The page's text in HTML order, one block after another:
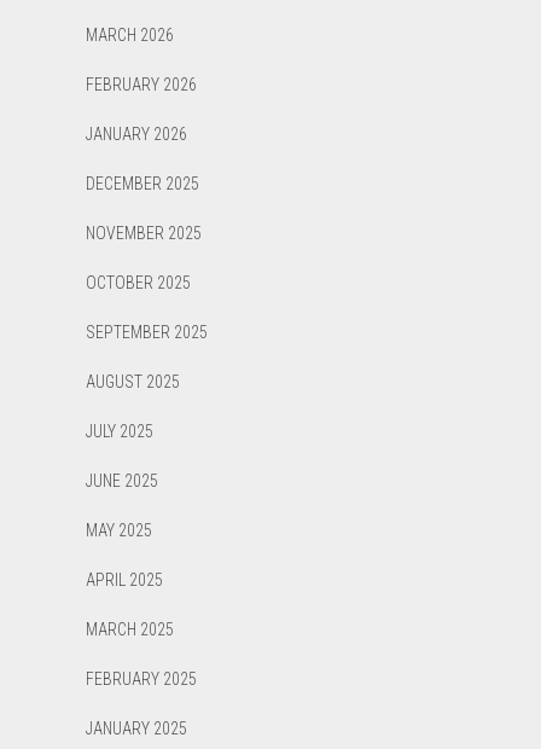
MARCH 2026
FEBRUARY 2026
JANUARY 2026
DECEMBER 2025
NOVEMBER 2025
OCTOBER 2025
SEPTEMBER 2025
AUGUST 2025
JULY 2025
JUNE 2025
MAY 2025
APRIL 2025
MARCH 2025
FEBRUARY 2025
JANUARY 2025